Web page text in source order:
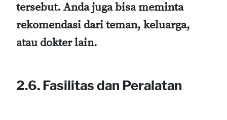
tersebut. Anda juga bisa meminta
rekomendasi dari teman, keluarga,
atau dokter lain.
2.6. Fasilitas dan Peralatan